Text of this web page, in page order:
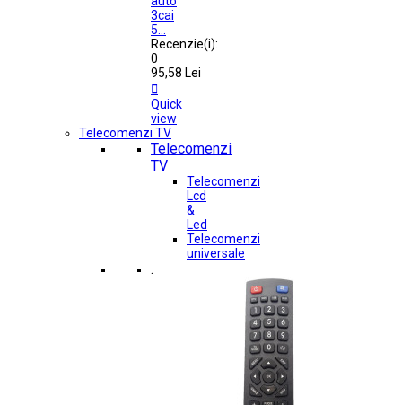
3cai
5...
Recenzie(i):
0
95,58 Lei

Quick
view
Telecomenzi TV
Telecomenzi
TV
Telecomenzi
Lcd
&
Led
Telecomenzi
universale
.